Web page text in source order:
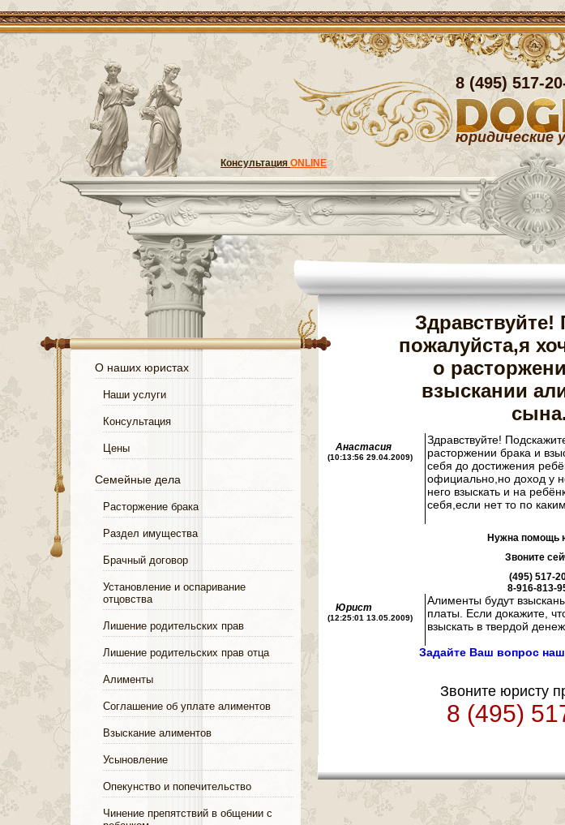
8 (495) 517-
юридические
Консультация ONLINE
О наших юристах
Наши услуги
Консультация
Цены
Семейные дела
Расторжение брака
Раздел имущества
Брачный договор
Установление и оспаривание
отцовства
Лишение родительских прав
Лишение родительских прав отца
Алименты
Соглашение об уплате алиментов
Взыскание алиментов
Усыновление
Опекунство и попечительство
Чинение препятствий в общении с
Здравствуйте!
пожалуйста,я
о
взыскании
Анастасия
(10:13:56 29.04.2009)
Здравствуйте!
расторжении брака и
себя до достижения
официально,но доход у
него взыскать и на
себя,если нет то по
Нужна помощь
Звоните
(495) 517-
8-916-813-
Юрист
(12:25:01 13.05.2009)
Алименты будут
платы. Если докажите,
взыскать в твердой
Задайте Ваш вопрос
Звоните юристу
8 (495)